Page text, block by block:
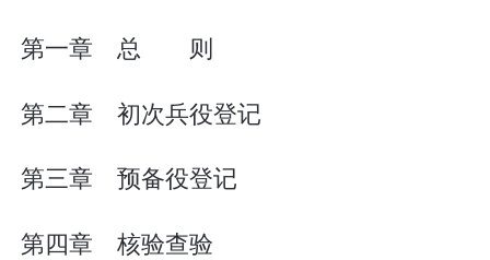
第一章 总 则
第二章 初次兵役登记
第三章 预备役登记
第四章 核验查验